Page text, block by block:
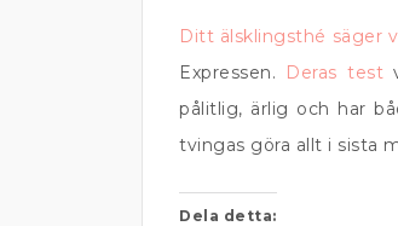
Ditt älsklingsthé säger
Expressen. Deras test
pålitlig, ärlig och har
tvingas göra allt i sista
Dela detta: